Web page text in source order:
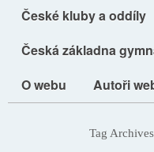
České kluby a oddíly
Česká základna
O webu
Autoři
Tag